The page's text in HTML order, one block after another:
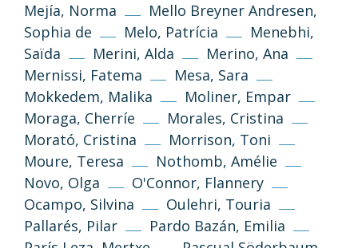
Mejía, Norma
Mello Breyner Andresen,
Sophia de
Melo, Patrícia
Menebhi,
Saïda
Merini, Alda
Merino, Ana
Mernissi, Fatema
Mesa, Sara
Mokkedem, Malika
Moliner, Empar
Moraga, Cherríe
Morales, Cristina
Morató, Cristina
Morrison, Toni
Moure, Teresa
Nothomb, Amélie
Novo, Olga
O'Connor, Flannery
Ocampo, Silvina
Oulehri, Touria
Pallarés, Pilar
Pardo Bazán, Emilia
Política de privacitat Avís legal
Política de galetes
Desenvolupament webEstudi Llimona